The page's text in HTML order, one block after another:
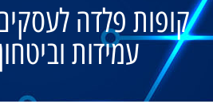
קופות פלדה
עמידות